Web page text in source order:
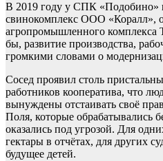
В 2019 году у СПК «Подобино»
свинокомплекс ООО «Коралл»,
агропромышленного комплекса
бы, развитие производства,
громкими словами о
Сосед проявил столь
работников кооператива, что
вынуждены отстаивать своё
Поля, которые обрабатывались
оказались под угрозой. Для
гектары в отчётах, для других
будущее детей.